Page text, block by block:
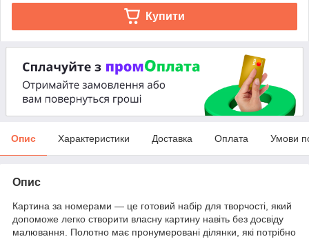
Купити
Опис Характеристики Доставка Оплата Умови
Опис
Картина за номерами — це готовий набір для творчості, який
допоможе легко створити власну картину навіть без досвіду
малювання. Полотно має пронумеровані ділянки, які потрібно